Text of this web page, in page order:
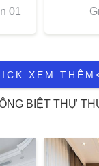
01
XEM
BIỆT THỰ